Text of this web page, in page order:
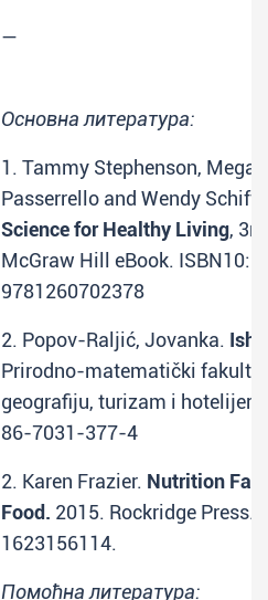
—
Основна литература:
1. Tammy Stephenson,
Passerrello and Wendy Schiff.
Science for Healthy Living,
McGraw Hill eBook. ISBN10:
9781260702378
2. Popov-Raljić, Jovanka.
Prirodno-matematički
geografiju, turizam i
86-7031-377-4
2. Karen Frazier. Nutrition
Food. 2015. Rockridge Press.
1623156114.
Помоћна литература: